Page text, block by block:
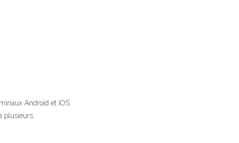
Android et iOS
plusieurs